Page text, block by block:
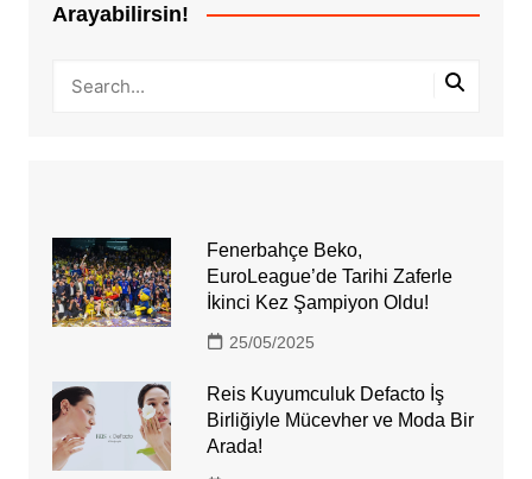
Arayabilirsin!
Fenerbahçe Beko,
EuroLeague’de Tarihi Zaferle
İkinci Kez Şampiyon Oldu!
25/05/2025
Reis Kuyumculuk Defacto İş
Birliğiyle Mücevher ve Moda Bir
Arada!